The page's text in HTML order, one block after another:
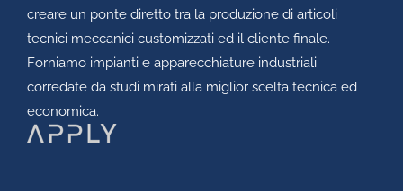
creare un ponte diretto tra la produzione di articoli
tecnici meccanici customizzati ed il cliente finale.
Forniamo impianti e apparecchiature industriali
corredate da studi mirati alla miglior scelta tecnica ed
economica.